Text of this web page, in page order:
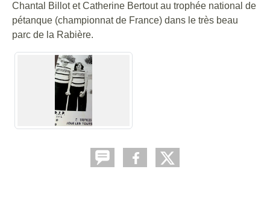
Chantal Billot et Catherine Bertout au trophée national de
pétanque (championnat de France) dans le très beau
parc de la Rabière.